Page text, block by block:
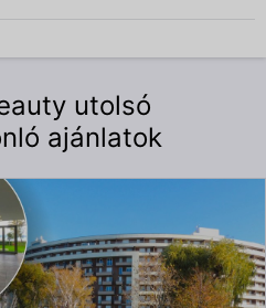
utolsó
ajánlatok